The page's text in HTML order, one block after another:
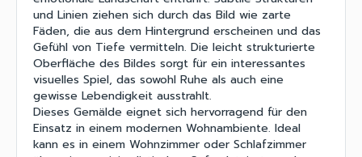
und Linien ziehen sich durch das Bild wie zarte
Fäden, die aus dem Hintergrund erscheinen und das
Gefühl von Tiefe vermitteln. Die leicht strukturierte
Oberfläche des Bildes sorgt für ein interessantes
visuelles Spiel, das sowohl Ruhe als auch eine
gewisse Lebendigkeit ausstrahlt.
Dieses Gemälde eignet sich hervorragend für den
Einsatz in einem modernen Wohnambiente. Ideal
kann es in einem Wohnzimmer oder Schlafzimmer